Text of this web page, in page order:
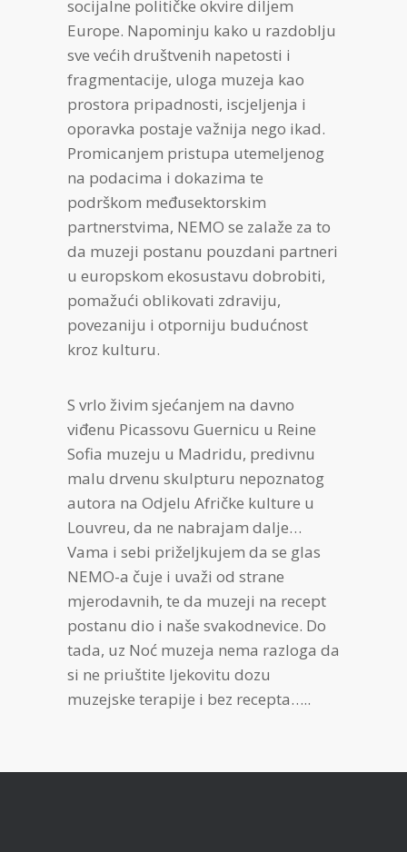
socijalne političke okvire diljem
Europe. Napominju kako u razdoblju
sve većih društvenih napetosti i
fragmentacije, uloga muzeja kao
prostora pripadnosti, iscjeljenja i
oporavka postaje važnija nego ikad.
Promicanjem pristupa utemeljenog
na podacima i dokazima te
podrškom međusektorskim
partnerstvima, NEMO se zalaže za to
da muzeji postanu pouzdani partneri
u europskom ekosustavu dobrobiti,
pomažući oblikovati zdraviju,
povezaniju i otporniju budućnost
kroz kulturu.
S vrlo živim sjećanjem na davno
viđenu Picassovu Guernicu u Reine
Sofia muzeju u Madridu, predivnu
malu drvenu skulpturu nepoznatog
autora na Odjelu Afričke kulture u
Louvreu, da ne nabrajam dalje…
Vama i sebi priželjkujem da se glas
NEMO-a čuje i uvaži od strane
mjerodavnih, te da muzeji na recept
postanu dio i naše svakodnevice. Do
tada, uz Noć muzeja nema razloga da
si ne priuštite ljekovitu dozu
muzejske terapije i bez recepta…..